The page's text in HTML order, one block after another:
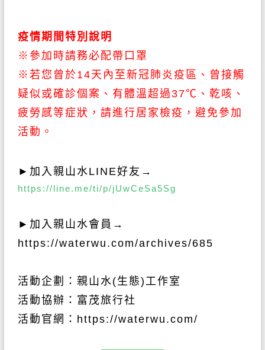
疫情期間特別說明
※參加時請務必配帶口罩
※若您曾於14天內至新冠肺炎疫區、曾接觸
疑似或確診個案、有體溫超過37℃、乾咳、
疲勞感等症狀，請進行居家檢疫，避免參加
活動。
► 加入親山水LINE好友→
https://line.me/ti/p/jUwCeSa5Sg
► 加入親山水會員→
https://waterwu.com/archives/685
活動企劃：親山水(生態) 工作室
活動協辦：富茂旅行社
活動官網： https://waterwu.com/